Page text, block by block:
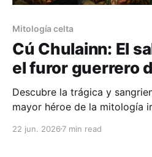
Mitología celta
Cú Chulainn: El
el furor guerrero
Descubre la trágica y
mayor héroe de la mitología
22 jun. 2026 7 min read